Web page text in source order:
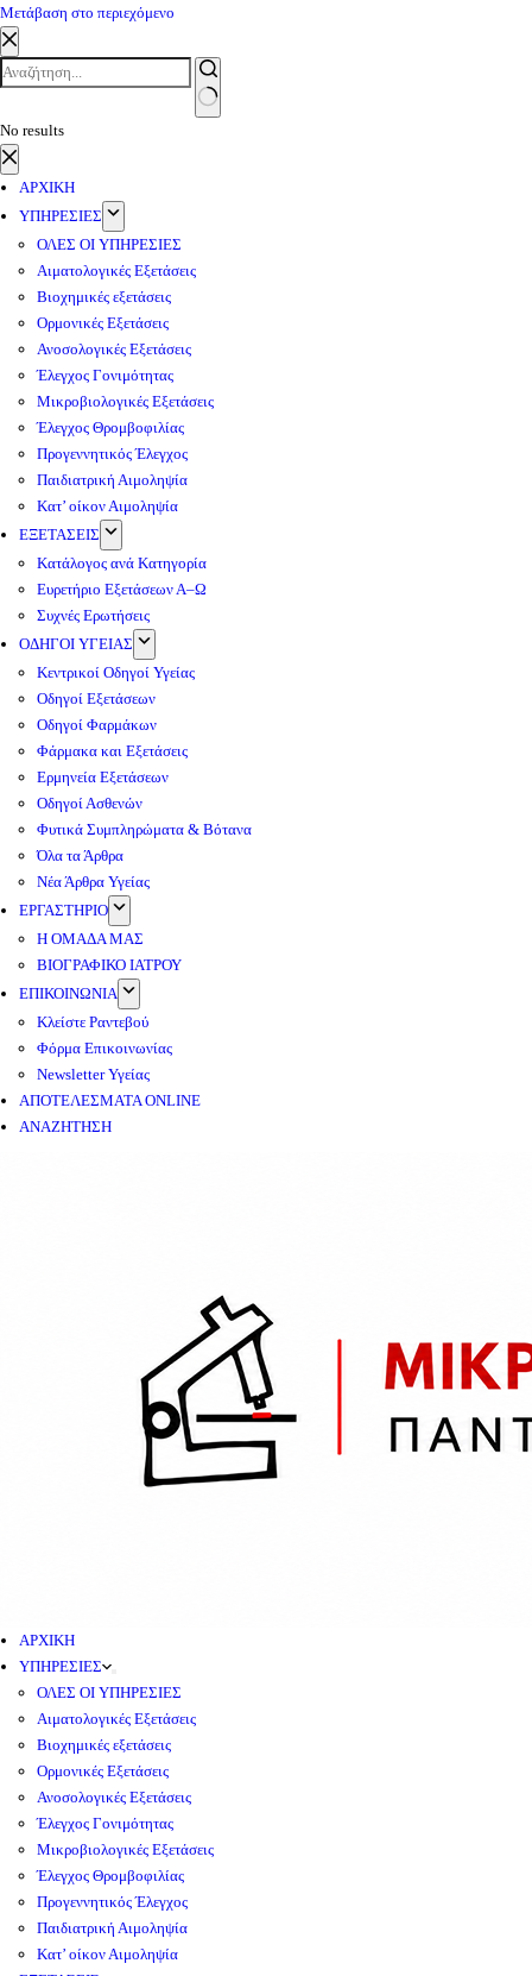
Μετάβαση στο περιεχόμενο
No results
ΑΡΧΙΚΗ
ΥΠΗΡΕΣΙΕΣ
ΟΛΕΣ ΟΙ ΥΠΗΡΕΣΙΕΣ
Αιματολογικές Εξετάσεις
Βιοχημικές εξετάσεις
Ορμονικές Εξετάσεις
Ανοσολογικές Εξετάσεις
Έλεγχος Γονιμότητας
Μικροβιολογικές Εξετάσεις
Έλεγχος Θρομβοφιλίας
Προγεννητικός Έλεγχος
Παιδιατρική Αιμοληψία
Κατ’ οίκον Αιμοληψία
ΕΞΕΤΑΣΕΙΣ
Κατάλογος ανά Κατηγορία
Ευρετήριο Εξετάσεων Α–Ω
Συχνές Ερωτήσεις
ΟΔΗΓΟΙ ΥΓΕΙΑΣ
Κεντρικοί Οδηγοί Υγείας
Οδηγοί Εξετάσεων
Οδηγοί Φαρμάκων
Φάρμακα και Εξετάσεις
Ερμηνεία Εξετάσεων
Οδηγοί Ασθενών
Φυτικά Συμπληρώματα & Βότανα
Όλα τα Άρθρα
Νέα Άρθρα Υγείας
ΕΡΓΑΣΤΗΡΙΟ
Η ΟΜΑΔΑ ΜΑΣ
ΒΙΟΓΡΑΦΙΚΟ ΙΑΤΡΟΥ
ΕΠΙΚΟΙΝΩΝΙΑ
Κλείστε Ραντεβού
Φόρμα Επικοινωνίας
Newsletter Υγείας
ΑΠΟΤΕΛΕΣΜΑΤΑ ONLINE
ΑΝΑΖΗΤΗΣΗ
ΑΡΧΙΚΗ
ΥΠΗΡΕΣΙΕΣ
ΟΛΕΣ ΟΙ ΥΠΗΡΕΣΙΕΣ
Αιματολογικές Εξετάσεις
Βιοχημικές εξετάσεις
Ορμονικές Εξετάσεις
Ανοσολογικές Εξετάσεις
Έλεγχος Γονιμότητας
Μικροβιολογικές Εξετάσεις
Έλεγχος Θρομβοφιλίας
Προγεννητικός Έλεγχος
Παιδιατρική Αιμοληψία
Κατ’ οίκον Αιμοληψία